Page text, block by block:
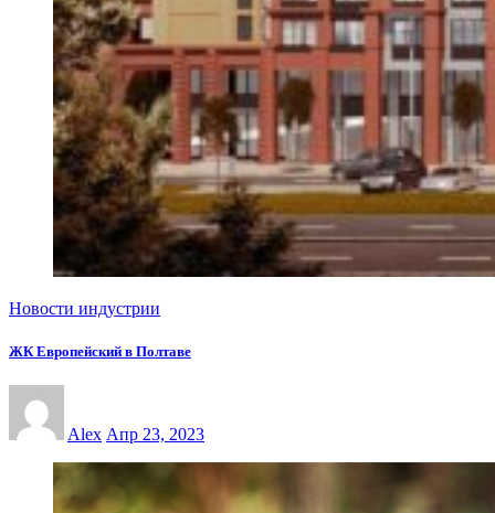
Новости индустрии
ЖК Европейский в Полтаве
Alex Апр 23, 2023